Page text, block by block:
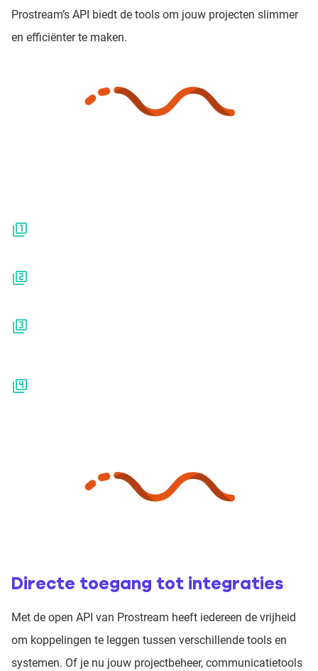
Prijzen
Prostream’s API biedt de tools om jouw projecten slimmer
en efficiënter te maken.
Directe toegang tot integraties
Met de open API van Prostream heeft iedereen de vrijheid
om koppelingen te leggen tussen verschillende tools en
systemen. Of je nu jouw projectbeheer, communicatietools